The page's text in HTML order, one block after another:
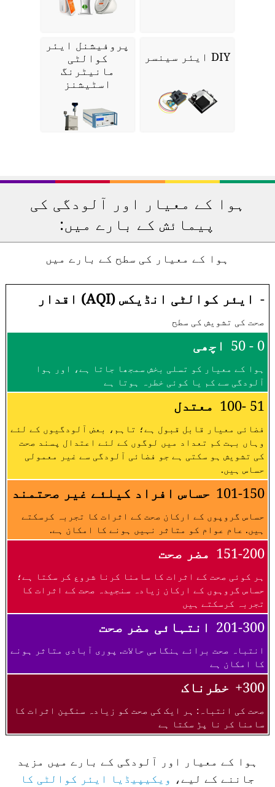
DIY ایئر سینسر
پروفیشنل ایئر
کوالٹی
مانیٹرنگ
اسٹیشنز
ہوا کے معیار اور آلودگی کی
پیمائش کے بارے میں:
ہوا کے معیار کی سطح کے بارے میں
- ایئر کوالٹی انڈیکس (AQI) اقدار
صحت کی تشویش کی سطح
0 - 50 اچھی
ہوا کے معیار کو تسلی بخش سمجھا جاتا ہے، اور ہوا
آلودگی سے کم یا کوئی خطرہ ہوتا ہے
51 -100 معتدل
فضائی معیار قابل قبول ہے؛ تاہم، بعض آلودگیوں کے لئے
وہاں بہت کم تعداد میں لوگوں کے لئے اعتدال پسند صحت
کی تشویش ہو سکتی ہے جو فضائی آلودگی سے غیر معمولی
حساس ہیں.
101-150 حساس افراد کیلئے غیر صحتمند
حساس گروپوں کے ارکان صحت کے اثرات کا تجربہ کرسکتے
ہیں. عام عوام کو متاثر نہیں ہونے کا امکان ہے.
151-200 مضر صحت
ہر کوئی صحت کے اثرات کا سامنا کرنا شروع کر سکتا ہے؛
حساس گروہوں کے ارکان زیادہ سنجیدہ صحت کے اثرات کا
تجربہ کرسکتے ہیں
201-300 انتہائی مضر صحت
انتباہ صحت برائے ہنگامی حالات. پوری آبادی متاثر ہونے
کا امکان ہے
300+ خطرناک
صحت کی انتباہ: ہر ایک کی صحت کو زیادہ سنگین اثرات کا
سامنا کر نا پڑ سکتا ہے
ہوا کے معیار اور آلودگی کے بارے میں مزید
جاننے کے لیے، ویکیپیڈیا ایئر کوالٹی کا